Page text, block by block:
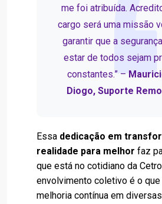
me foi atribuída.
cargo será uma missão
garantir que a
estar de todos sejam
constantes.” –
Diogo, Suporte
Essa dedicação em
realidade para melhor faz
que está no cotidiano da
envolvimento coletivo é o
melhoria contínua em